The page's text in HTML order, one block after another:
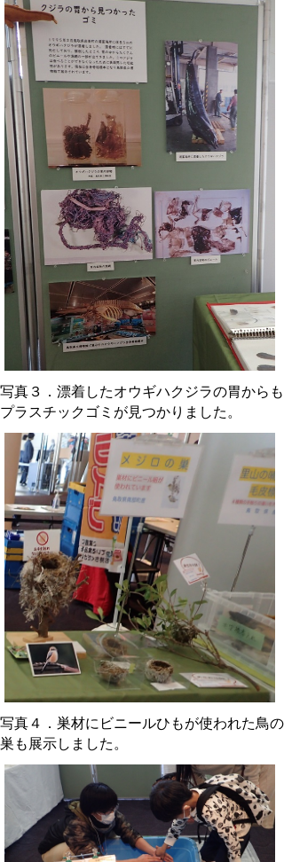
写真３．漂着したオウギハクジラの胃からも
プラスチックゴミが見つかりました。
写真４．巣材にビニールひもが使われた鳥の
巣も展示しました。